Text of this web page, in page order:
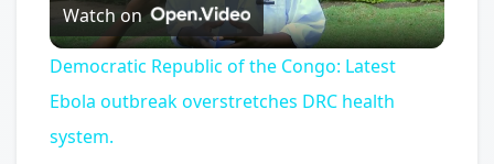
Video
Watch on
Democratic Republic of the Congo: Latest
Ebola outbreak overstretches DRC health
system.